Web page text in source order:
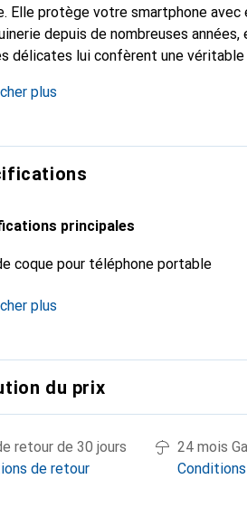
Elle protège votre smartphone
depuis de nombreuses
délicates lui confèrent une
est un choix sûr pour une clientèle
plus
principales
coque pour téléphone portable
plus
du prix
retour de 30 jours
de retour
24 mois